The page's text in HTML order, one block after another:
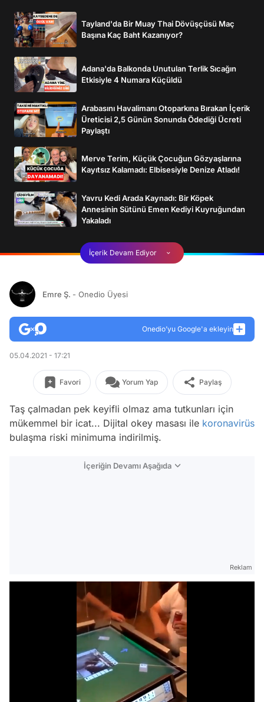
Tayland'da Bir Muay Thai Dövüşçüsü Maç
Başına Kaç Baht Kazanıyor?
Adana'da Balkonda Unutulan Terlik Sıcağın
Etkisiyle 4 Numara Küçüldü
Arabasını Havalimanı Otoparkına Bırakan İçerik
Üreticisi 2,5 Günün Sonunda Ödediği Ücreti
Paylaştı
Merve Terim, Küçük Çocuğun Gözyaşlarına
Kayıtsız Kalamadı: Elbisesiyle Denize Atladı!
Yavru Kedi Arada Kaynadı: Bir Köpek
Annesinin Sütünü Emen Kediyi Kuyruğundan
Yakaladı
İçerik Devam Ediyor
Emre Ş. - Onedio Üyesi
Onedio’yu Google'a ekleyin
05.04.2021 - 17:21
Favori Yorum Yap Paylaş
Taş çalmadan pek keyifli olmaz ama tutkunları için
mükemmel bir icat... Dijital okey masası ile koronavirüs
bulaşma riski minimuma indirilmiş.
İçeriğin Devamı Aşağıda
Reklam